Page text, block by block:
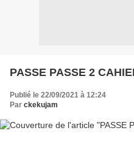
PASSE PASSE 2
Publié le 22/09/2021 à 12:24
Par ckekujam